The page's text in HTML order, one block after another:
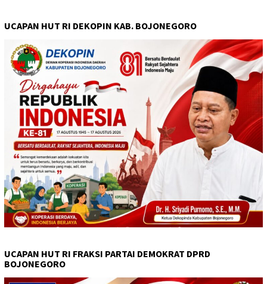
UCAPAN HUT RI DEKOPIN KAB. BOJONEGORO
UCAPAN HUT RI FRAKSI PARTAI DEMOKRAT DPRD
BOJONEGORO